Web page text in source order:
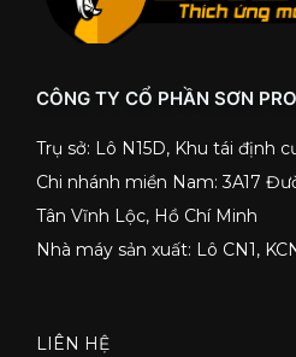
CÔNG TY CỔ PHẦN SƠN
Trụ sở: Lô N15D, Khu tái định
Chi nhánh miền Nam: 3A17
Tân Vĩnh Lộc, Hồ Chí Minh
Nhà máy sản xuất: Lô CN1,
LIÊN HỆ